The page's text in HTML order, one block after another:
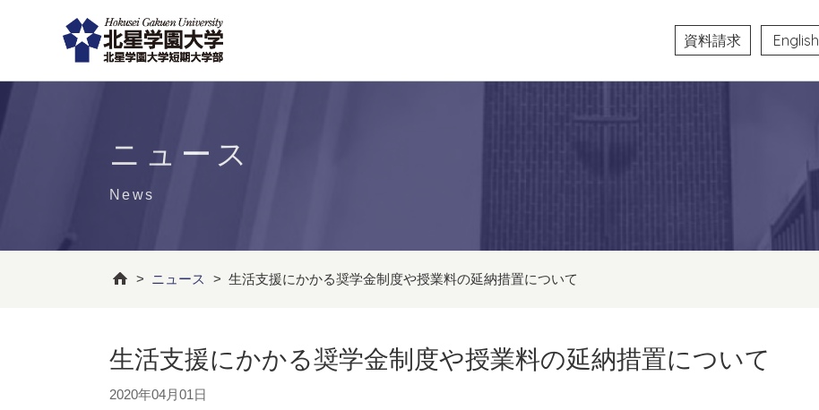
資料請求 English
ニュース
News
> ニュース > 生活支援にかかる奨学金制度や授業料の延納措置について
生活支援にかかる奨学金制度や授業料の延納措置について
2020年04月01日